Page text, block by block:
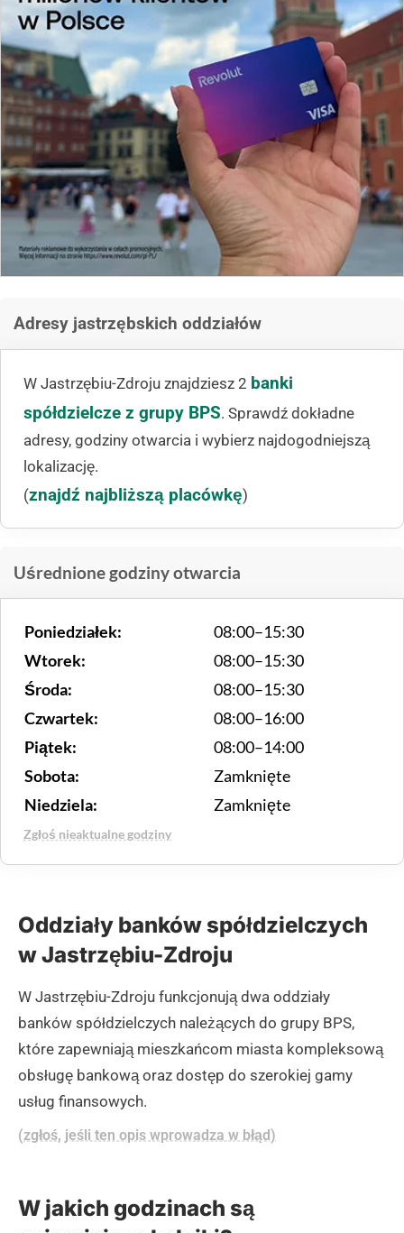
Adresy jastrzębskich oddziałów
W Jastrzębiu-Zdroju znajdziesz 2 banki
spółdzielcze z grupy BPS. Sprawdź dokładne
adresy, godziny otwarcia i wybierz najdogodniejszą
lokalizację.
(znajdź najbliższą placówkę)
Uśrednione godziny otwarcia
Poniedziałek:
08:00–15:30
Wtorek:
08:00–15:30
Środa:
08:00–15:30
Czwartek:
08:00–16:00
Piątek:
08:00–14:00
Sobota:
Zamknięte
Niedziela:
Zamknięte
Zgłoś nieaktualne godziny
Oddziały banków spółdzielczych
w Jastrzębiu-Zdroju
W Jastrzębiu-Zdroju funkcjonują dwa oddziały
banków spółdzielczych należących do grupy BPS,
które zapewniają mieszkańcom miasta kompleksową
obsługę bankową oraz dostęp do szerokiej gamy
usług finansowych.
(zgłoś, jeśli ten opis wprowadza w błąd)
W jakich godzinach są